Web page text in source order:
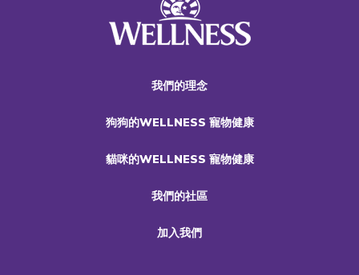
我們的理念
狗狗的WELLNESS 寵物健康
貓咪的WELLNESS 寵物健康
我們的社區
加入我們